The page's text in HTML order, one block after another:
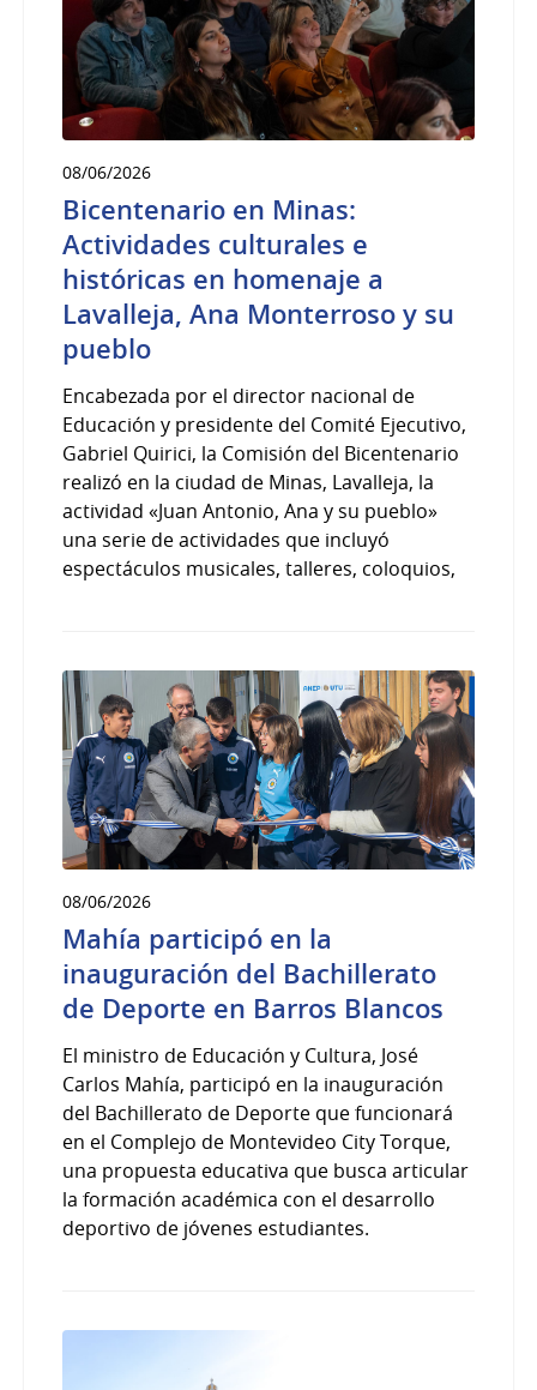
08/06/2026
Bicentenario en Minas:
Actividades culturales e
históricas en homenaje a
Lavalleja, Ana Monterroso y su
pueblo
Encabezada por el director nacional de
Educación y presidente del Comité Ejecutivo,
Gabriel Quirici, la Comisión del Bicentenario
realizó en la ciudad de Minas, Lavalleja, la
actividad «Juan Antonio, Ana y su pueblo»
una serie de actividades que incluyó
espectáculos musicales, talleres, coloquios,
08/06/2026
Mahía participó en la
inauguración del Bachillerato
de Deporte en Barros Blancos
El ministro de Educación y Cultura, José
Carlos Mahía, participó en la inauguración
del Bachillerato de Deporte que funcionará
en el Complejo de Montevideo City Torque,
una propuesta educativa que busca articular
la formación académica con el desarrollo
deportivo de jóvenes estudiantes.